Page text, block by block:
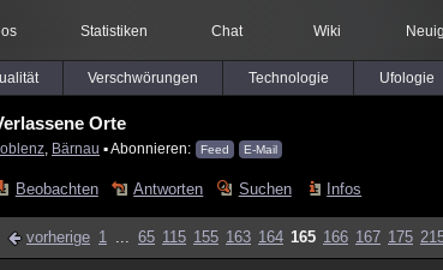
Statistiken Chat Wiki
Verschwörungen Technologie Ufologie
Orte
Bärnau ▪ Abonnieren: Feed E-Mail
Beobachten Antworten Suchen Infos
vorherige 1 ... 65 115 155 163 164 165 166 167 175